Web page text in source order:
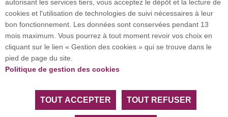
L’Université Paris-Saclay coordonne l'Alliance
européenne EUGLOH et est membre des réseaux
européens et internationaux CESAER, EUA, EUF,
Tous droits réservés Université Paris-Saclay
autorisant les services tiers, vous acceptez le dépôt et la lecture de
cookies et l'utilisation de technologies de suivi nécessaires à leur
bon fonctionnement. Les données sont conservées pendant 13
mois maximum. Vous pourrez à tout moment revoir vos choix en
cliquant sur le lien « Gestion des cookies » qui se trouve dans le
pied de page du site.
Politique de gestion des cookies
TOUT ACCEPTER TOUT REFUSER